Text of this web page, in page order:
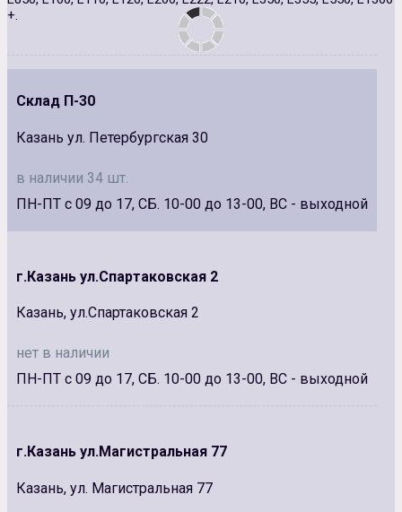
+.
Склад П-30
Казань ул. Петербургская 30
в наличии 34 шт.
ПН-ПТ с 09 до 17, СБ. 10-00 до 13-00, ВС - выходной
г.Казань ул.Спартаковская 2
Казань, ул.Спартаковская 2
нет в наличии
ПН-ПТ с 09 до 17, СБ. 10-00 до 13-00, ВС - выходной
г.Казань ул.Магистральная 77
Казань, ул. Магистральная 77